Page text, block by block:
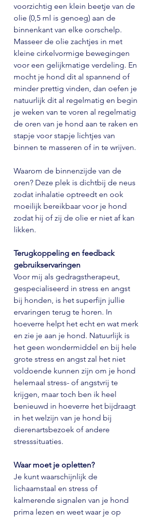
voorzichtig een klein beetje van de
olie (0,5 ml is genoeg) aan de
binnenkant van elke oorschelp.
Masseer de olie zachtjes in met
kleine cirkelvormige bewegingen
voor een gelijkmatige verdeling. En
mocht je hond dit al spannend of
minder prettig vinden, dan oefen je
natuurlijk dit al regelmatig en begin
je weken van te voren al regelmatig
de oren van je hond aan te raken en
stapje voor stapje lichtjes van
binnen te masseren of in te wrijven.
Waarom de binnenzijde van de
oren? Deze plek is dichtbij de neus
zodat inhalatie optreedt en ook
moeilijk bereikbaar voor je hond
zodat hij of zij de olie er niet af kan
likken.
Terugkoppeling en feedback
gebruikservaringen
Voor mij als gedragstherapeut,
gespecialiseerd in stress en angst
bij honden, is het superfijn jullie
ervaringen terug te horen. In
hoeverre helpt het echt en wat merk
en zie je aan je hond. Natuurlijk is
het geen wondermiddel en bij hele
grote stress en angst zal het niet
voldoende kunnen zijn om je hond
helemaal stress- of angstvrij te
krijgen, maar toch ben ik heel
benieuwd in hoeverre het bijdraagt
in het welzijn van je hond bij
dierenartsbezoek of andere
stresssituaties.
Waar moet je opletten?
Je kunt waarschijnlijk de
lichaamstaal en stress of
kalmerende signalen van je hond
prima lezen en weet waar je op